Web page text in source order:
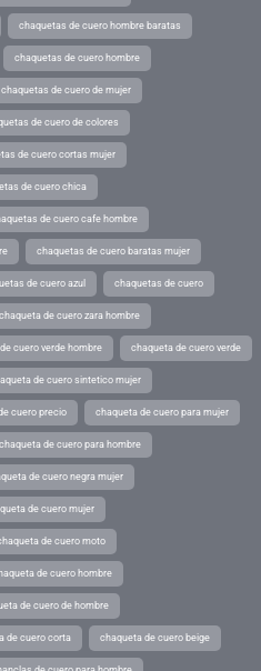
chaquetas de cuero hombre baratas
chaquetas de cuero hombre
chaquetas de cuero de mujer
de cuero de colores
de cuero cortas mujer
de cuero chica
de cuero cafe hombre
chaquetas de cuero baratas mujer
de cuero azul chaquetas de cuero
chaqueta de cuero zara hombre
cuero verde hombre chaqueta de cuero verde
de cuero sintetico mujer
cuero precio chaqueta de cuero para mujer
chaqueta de cuero para hombre
de cuero negra mujer
de cuero mujer
de cuero moto
de cuero hombre
de cuero de hombre
de cuero corta chaqueta de cuero beige